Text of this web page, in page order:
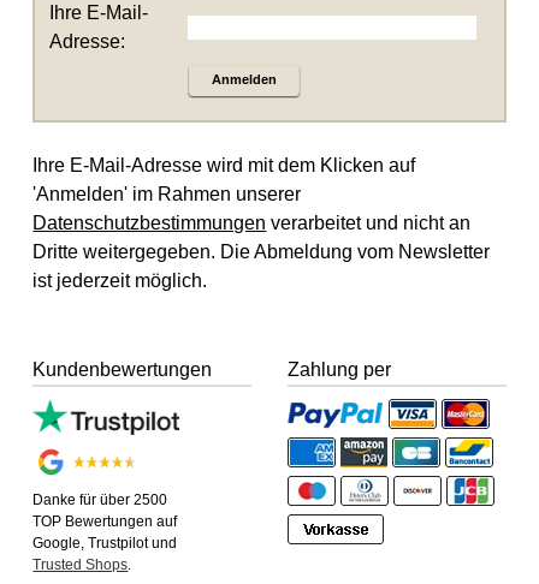
Ihre E-Mail-
Adresse:
Anmelden
Ihre E-Mail-Adresse wird mit dem Klicken auf
'Anmelden' im Rahmen unserer
Datenschutzbestimmungen verarbeitet und nicht an
Dritte weitergegeben. Die Abmeldung vom Newsletter
ist jederzeit möglich.
Kundenbewertungen
Danke für über 2500
TOP Bewertungen auf
Google, Trustpilot und
Trusted Shops
Zahlung per